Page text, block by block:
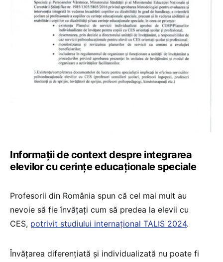
Informații de context despre integrarea
elevilor cu cerințe educaționale speciale
Profesorii din România spun că cel mai mult au
nevoie să fie învățați cum să predea la elevii cu
CES, potrivit studiului internațional TALIS 2024.
Învățarea diferențiată și individualizată nu poate fi